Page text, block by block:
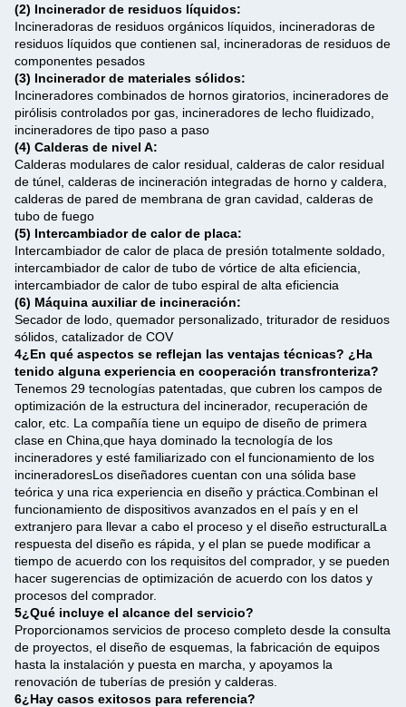
(2) Incinerador de residuos líquidos:
Incineradoras de residuos orgánicos líquidos, incineradoras de
residuos líquidos que contienen sal, incineradoras de residuos de
componentes pesados
(3) Incinerador de materiales sólidos:
Incineradores combinados de hornos giratorios, incineradores de
pirólisis controlados por gas, incineradores de lecho fluidizado,
incineradores de tipo paso a paso
(4) Calderas de nivel A:
Calderas modulares de calor residual, calderas de calor residual
de túnel, calderas de incineración integradas de horno y caldera,
calderas de pared de membrana de gran cavidad, calderas de
tubo de fuego
(5) Intercambiador de calor de placa:
Intercambiador de calor de placa de presión totalmente soldado,
intercambiador de calor de tubo de vórtice de alta eficiencia,
intercambiador de calor de tubo espiral de alta eficiencia
(6) Máquina auxiliar de incineración:
Secador de lodo, quemador personalizado, triturador de residuos
sólidos, catalizador de COV
4¿En qué aspectos se reflejan las ventajas técnicas? ¿Ha
tenido alguna experiencia en cooperación transfronteriza?
Tenemos 29 tecnologías patentadas, que cubren los campos de
optimización de la estructura del incinerador, recuperación de
calor, etc. La compañía tiene un equipo de diseño de primera
clase en China,que haya dominado la tecnología de los
incineradores y esté familiarizado con el funcionamiento de los
incineradoresLos diseñadores cuentan con una sólida base
teórica y una rica experiencia en diseño y práctica.Combinan el
funcionamiento de dispositivos avanzados en el país y en el
extranjero para llevar a cabo el proceso y el diseño estructuralLa
respuesta del diseño es rápida, y el plan se puede modificar a
tiempo de acuerdo con los requisitos del comprador, y se pueden
hacer sugerencias de optimización de acuerdo con los datos y
procesos del comprador.
5¿Qué incluye el alcance del servicio?
Proporcionamos servicios de proceso completo desde la consulta
de proyectos, el diseño de esquemas, la fabricación de equipos
hasta la instalación y puesta en marcha, y apoyamos la
renovación de tuberías de presión y calderas.
6¿Hay casos exitosos para referencia?